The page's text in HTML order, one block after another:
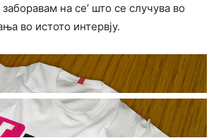
на се’ што се случува во
во истото интервју.